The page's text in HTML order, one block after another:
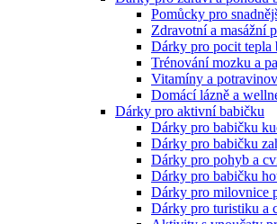
Pomůcky pro
Zdravotní a masážní
Dárky pro pocit tepla
Trénování mozku a
Vitamíny a
Domácí lázně a
Dárky pro aktivní babičku
Dárky pro babičku
Dárky pro babičku
Dárky pro pohyb a
Dárky pro babičku
Dárky pro milovnice
Dárky pro turistiku a